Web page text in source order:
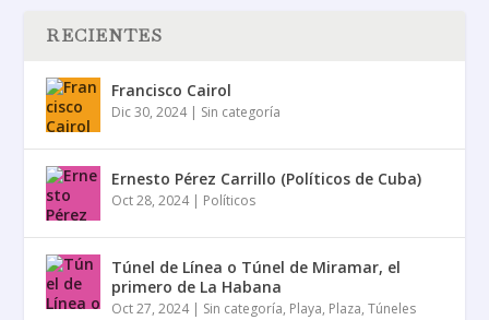
RECIENTES
Francisco Cairol
Dic 30, 2024| Sin categoría
Ernesto Pérez Carrillo (Políticos de Cuba)
Oct 28, 2024| Políticos
Túnel de Línea o Túnel de Miramar, el
primero de La Habana
Oct 27, 2024| Sin categoría, Playa, Plaza,Túneles